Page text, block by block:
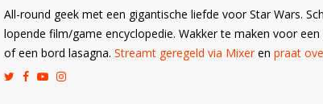
All-round geek met een gigantische liefde voor Star Wars.
lopende film/game encyclopedie. Wakker te maken voor
of een bord lasagna. Streamt geregeld via Mixeren praat